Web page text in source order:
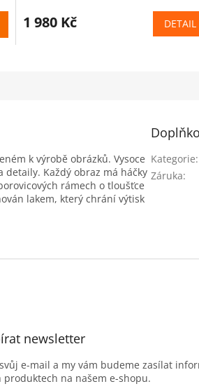
1 980 Kč DETAIL
k výrobě obrázků. Vysoce
Každý obraz má háčky
rámech o tloušťce
lakem, který chrání výtisk
Kategorie:
Záruka:
newsletter
e-mail a my vám budeme zasílat
produktech na našem e-shopu.